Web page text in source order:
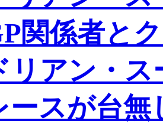
関係者と
リアン・
ースが台無